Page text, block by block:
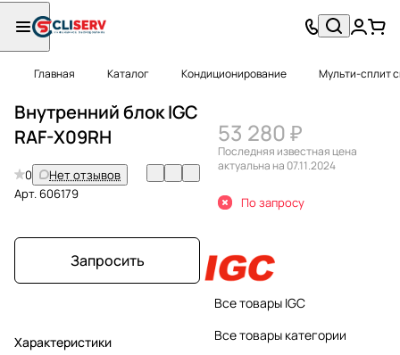
Главная Каталог Кондиционирование Мульти-сплит
Внутренний блок IGC
RAF-X09RH
0
Нет отзывов
Арт.606179
Запросить
Характеристики
53 280 ₽
Последняя известная цена
актуальна на 07.11.2024
По запросу
Все товары IGC
Все товары категории